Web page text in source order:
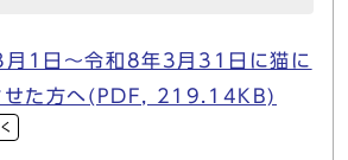
1日～令和8年3月31日に猫に
せた方へ(PDF, 219.14KB)